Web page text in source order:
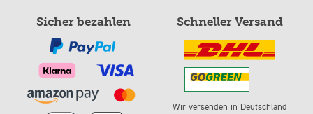
Sicher bezahlen Schneller Versand
Wir versenden in Deutschland